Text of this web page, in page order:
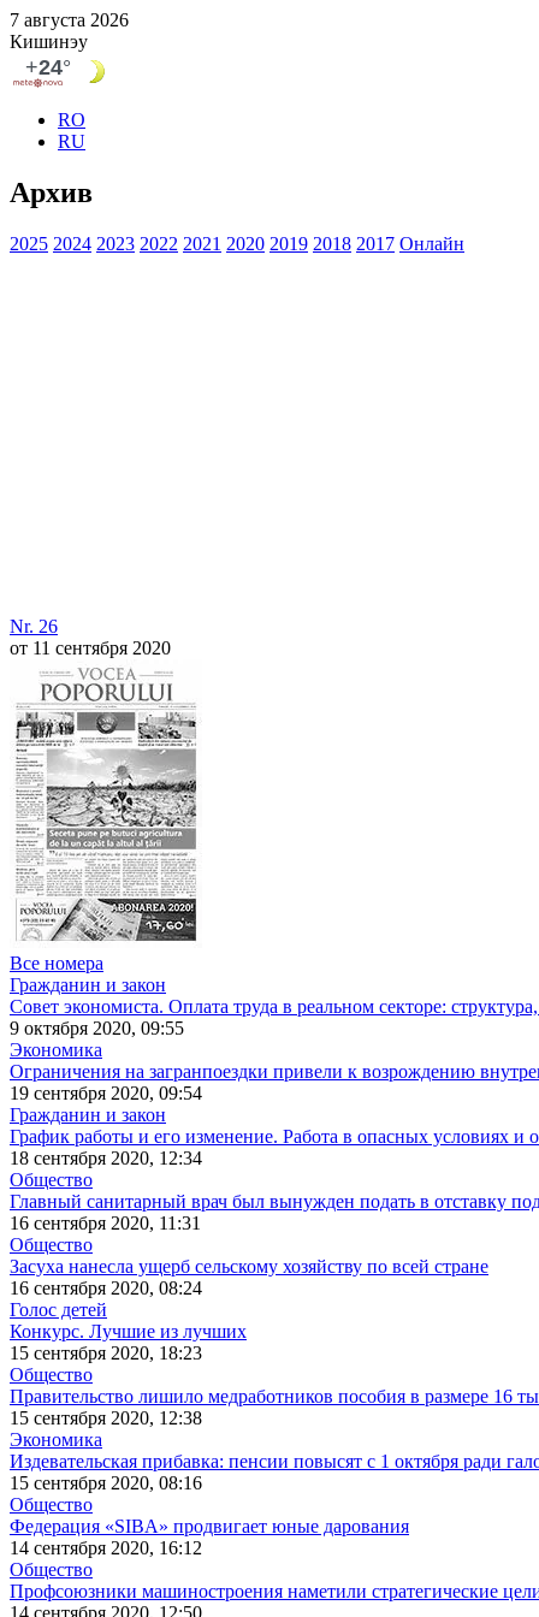
7 августа 2026
Кишинэу
RO
RU
Архив
2025 2024 2023 2022 2021 2020 2019 2018 2017 Онлайн
Nr. 26
от 11 сентября 2020
Все номера
Гражданин и закон
Совет экономиста. Оплата труда в реальном секторе:
9 октября 2020, 09:55
Экономика
Ограничения на загранпоездки привели к возрождению
19 сентября 2020, 09:54
Гражданин и закон
График работы и его изменение. Работа в опасных условиях и
18 сентября 2020, 12:34
Общество
Главный санитарный врач был вынужден подать в отставку
16 сентября 2020, 11:31
Общество
Засуха нанесла ущерб сельскому хозяйству по всей стране
16 сентября 2020, 08:24
Голос детей
Конкурс. Лучшие из лучших
15 сентября 2020, 18:23
Общество
Правительство лишило медработников пособия в размере 16
15 сентября 2020, 12:38
Экономика
Издевательская прибавка: пенсии повысят с 1 октября ради
15 сентября 2020, 08:16
Общество
Федерация «SIBA» продвигает юные дарования
14 сентября 2020, 16:12
Общество
Профсоюзники машиностроения наметили стратегические
14 сентября 2020, 12:50